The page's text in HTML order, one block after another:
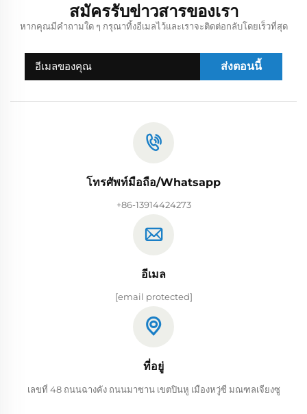
สมัครรับข่าวสารของเรา
หากคุณมีคำถามใด ๆ กรุณาทิ้งอีเมลไว้และเราจะติดต่อกลับโดยเร็วที่สุด
ส่งตอนนี้
โทรศัพท์มือถือ/Whatsapp
+86-13914424273
อีเมล
[email protected]
ที่อยู่
เลขที่ 48 ถนนฉางคัง ถนนมาซาน เขตปินหู เมืองหวู่ซี มณฑลเจียงซู